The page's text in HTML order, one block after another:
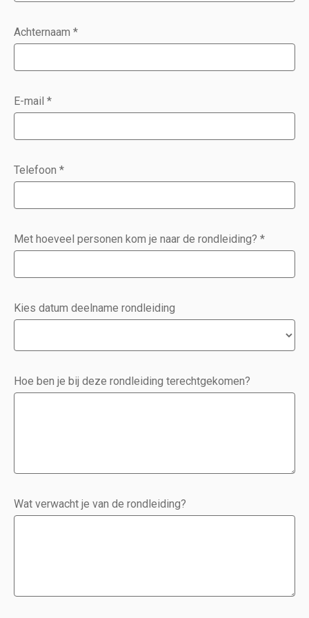
Achternaam *
E-mail *
Telefoon *
Met hoeveel personen kom je naar de rondleiding? *
Kies datum deelname rondleiding
Hoe ben je bij deze rondleiding terechtgekomen?
Wat verwacht je van de rondleiding?